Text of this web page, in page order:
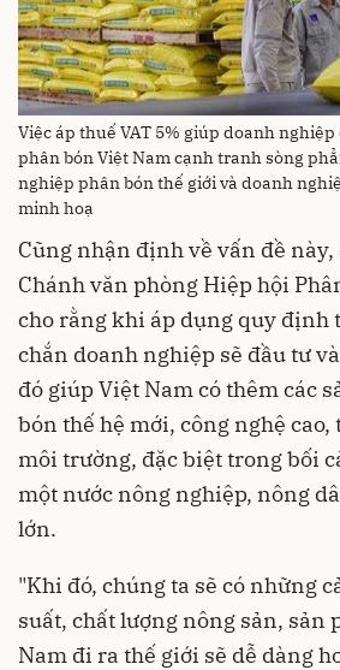
Việc áp thuế VAT 5% giúp doanh
phân bón Việt Nam cạnh tranh sòng
nghiệp phân bón thế giới và doanh
minh hoạ
Cũng nhận định về vấn đề này,
Chánh văn phòng Hiệp hội
cho rằng khi áp dụng quy định
chắn doanh nghiệp sẽ đầu tư
đó giúp Việt Nam có thêm các
bón thế hệ mới, công nghệ
môi trường, đặc biệt trong bối
một nước nông nghiệp, nông
lớn.
"Khi đó, chúng ta sẽ có những
suất, chất lượng nông sản, sản
Nam đi ra thế giới sẽ dễ dàng